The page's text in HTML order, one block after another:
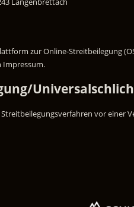
zur Online-Streitbeilegung
Impressum.
vor einer